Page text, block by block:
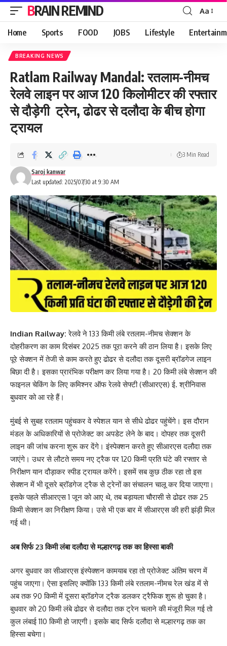
BRAIN REMIND
Font
Resizer
Aa
Home Sports FOOD JOBS Lifestyle
BREAKING NEWS
Ratlam Railway Mandal: रतलाम-नीमच
रेलवे लाइन पर आज 120 किलोमीटर की रफ्तार
से दौड़ेगी ट्रेन, ढोढर से दलौदा के बीच होगा
ट्रायल
Last updated: 2025/07/30 at 9:30 AM
Saroj kanwar
3 Min Read
Indian Railway:रेलवे ने 133 किमी लंबे रतलाम-नीमच सेक्शन के
दोहरीकरण का काम दिसंबर 2025 तक पूरा करने की ठान लिया है। इसके लिए
पूरे सेक्शन में तेजी से काम करते हुए ढोढर से दलौदा तक दूसरी ब्रॉडगेज लाइन
बिछा दी है। इसका प्रारंभिक परीक्षण कर लिया गया है। 20 किमी लंबे सेक्शन की
फाइनल चेकिंग के लिए कमिश्नर ऑफ रेलवे सेफ्टी (सीआरएस) ई. श्रीनिवास
बुधवार को आ रहे हैं।
मुंबई से सुबह रतलाम पहुंचकर वे स्पेशल यान से सीधे ढोढर पहुंचेंगे। इस दौरान
मंडल के अधिकारियों से प्रोजेक्ट का अपडेट लेने के बाद। दोपहर तक दूसरी
लाइन की जांच करना शुरू कर देंगे। इंस्पेक्शन करते हुए सीआरएस दलौदा तक
जाएंगे। उधर से लौटते समय नए ट्रैक पर 120 किमी प्रति घंटे की रफ्तार से
निरीक्षण यान दौड़ाकर स्पीड ट्रायल करेंगे। इसमें सब कुछ ठीक रहा तो इस
सेक्शन में भी दूसरे ब्रॉडगेज ट्रैक से ट्रेनों का संचालन चालू कर दिया जाएगा।
इसके पहले सीआरएस 1 जून को आए थे, तब बड़ायला चौरासी से ढोढर तक 25
किमी सेक्शन का निरीक्षण किया। उसे भी एक बार में सीआरएस की हरी झंड़ी मिल
गई थी।
अब सिर्फ 23 किमी लंबा दलौदा से मल्हारगढ़ तक का हिस्सा बाकी
अगर बुधवार का सीआरएस इंस्पेक्शन कामयाब रहा तो प्रोजेक्ट अंतिम चरण में
पहुंच जाएगा। ऐसा इसलिए क्योंकि 133 किमी लंबे रतलाम-नीमच रेल खंड में से
अब तक 90 किमी में दूसरा ब्रॉडगेज ट्रैक डलकर ट्रैफिक शुरू हो चुका है।
बुधवार को 20 किमी लंबे ढोढर से दलौदा तक ट्रेन चलाने की मंजूरी मिल गई तो
कुल लंबाई 110 किमी हो जाएगी। इसके बाद सिर्फ दलौदा से मल्हारगढ़ तक का
हिस्सा बचेगा।